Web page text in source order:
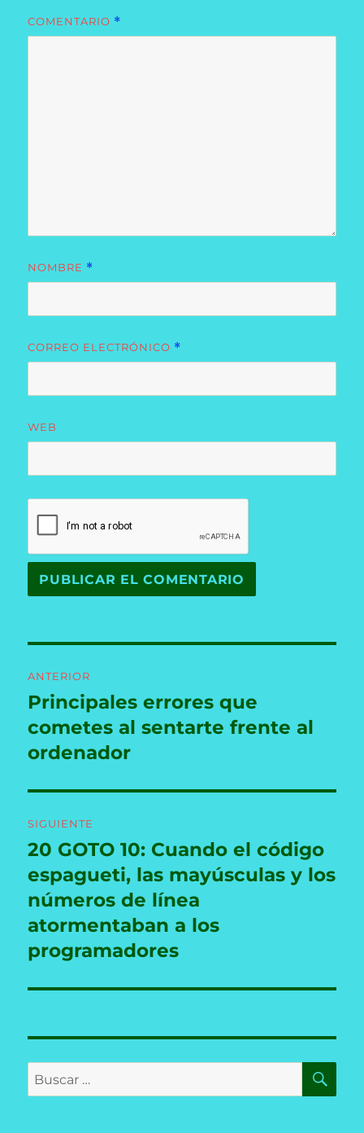
COMENTARIO *
NOMBRE *
CORREO ELECTRÓNICO *
WEB
de
entradas
ANTERIOR
Entrada
anterior:
Principales errores que
cometes al sentarte frente al
ordenador
SIGUIENTE
Entrada
siguiente:
20 GOTO 10: Cuando el código
espagueti, las mayúsculas y los
números de línea
atormentaban a los
programadores
Buscar
por: